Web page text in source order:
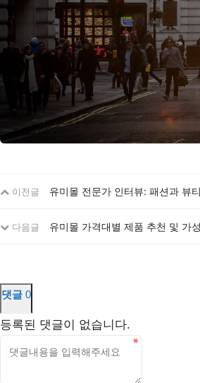
이전글 유미몰 전문가 인터뷰: 패션과 뷰
다음글 유미몰 가격대별 제품 추천 및 가
댓글 0
등록된 댓글이 없습니다.